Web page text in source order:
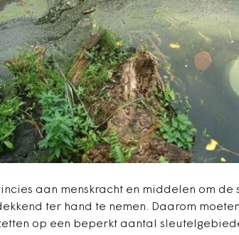
aan menskracht en middelen om
ter hand te nemen. Daarom
op een beperkt aantal